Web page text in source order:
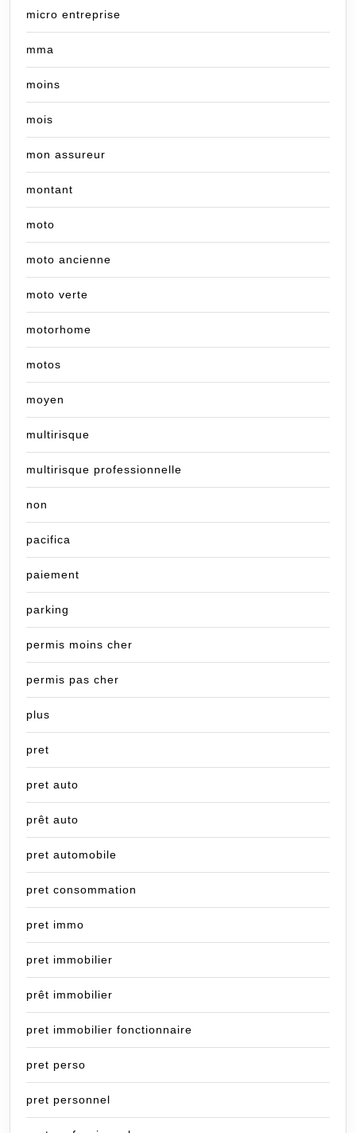
micro entreprise
mma
moins
mois
mon assureur
montant
moto
moto ancienne
moto verte
motorhome
motos
moyen
multirisque
multirisque professionnelle
non
pacifica
paiement
parking
permis moins cher
permis pas cher
plus
pret
pret auto
prêt auto
pret automobile
pret consommation
pret immo
pret immobilier
prêt immobilier
pret immobilier fonctionnaire
pret perso
pret personnel